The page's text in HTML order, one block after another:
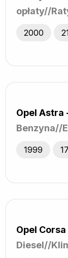
opłaty//
2000
Opel Astra
Benzyna//
1999
Opel Corsa
Diesel//